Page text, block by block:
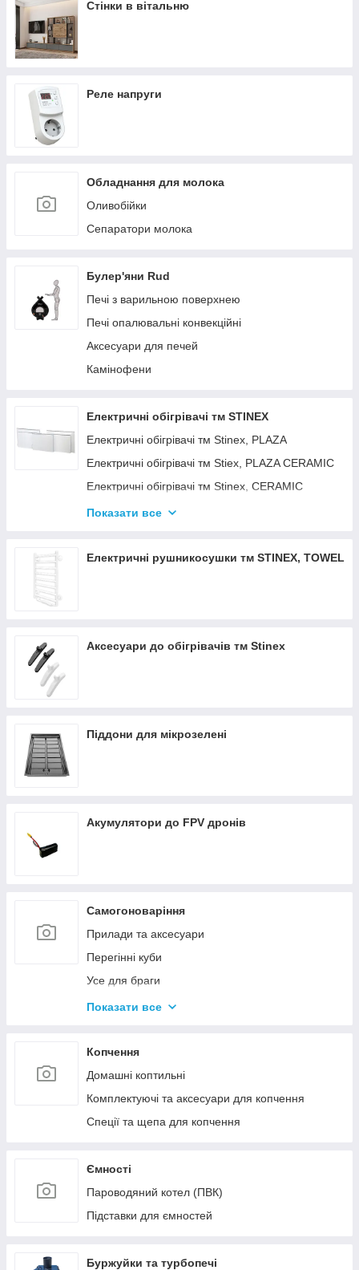
Стінки в вітальню
Реле напруги
Обладнання для молока
Оливобійки
Сепаратори молока
Булер'яни Rud
Печі з варильною поверхнею
Печі опалювальні конвекційні
Аксесуари для печей
Камінофени
Електричні обігрівачі тм STINEX
Електричні обігрівачі тм Stinex, PLAZA
Електричні обігрівачі тм Stiex, PLAZA CERAMIC
Електричні обігрівачі тм Stinex, CERAMIC
Електричні обігрівачі тм Stinex, COMBIE
Показати все
Електричні рушникосушки тм STINEX, TOWEL
Аксесуари до обігрівачів тм Stinex
Піддони для мікрозелені
Акумулятори до FPV дронів
Самогоноваріння
Прилади та аксесуари
Перегінні куби
Усе для браги
Комплектуючі та запчастини
Колони без ємності
Показати все
Копчення
Домашні коптильні
Комплектуючі та аксесуари для копчення
Спеції та щепа для копчення
Ємності
Пароводяний котел (ПВК)
Підставки для ємностей
Буржуйки та турбопечі